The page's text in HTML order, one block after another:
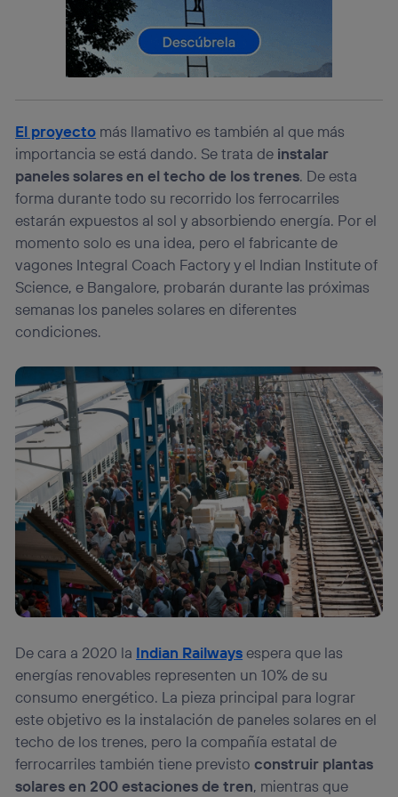
El proyecto más llamativo es también al que más
importancia se está dando. Se trata de instalar
paneles solares en el techo de los trenes. De esta
forma durante todo su recorrido los ferrocarriles
estarán expuestos al sol y absorbiendo energía. Por el
momento solo es una idea, pero el fabricante de
vagones Integral Coach Factory y el Indian Institute of
Science, e Bangalore, probarán durante las próximas
semanas los paneles solares en diferentes
condiciones.
De cara a 2020 la Indian Railwaysespera que las
energías renovables representen un 10% de su
consumo energético. La pieza principal para lograr
este objetivo es la instalación de paneles solares en el
techo de los trenes, pero la compañía estatal de
ferrocarriles también tiene previstoconstruir plantas
solares en 200 estaciones de tren, mientras que
consienta el uso de la tecnología recibirá el mismo
identificador. Típicamente:
Si utilizas una
conexión de banda ancha
el marketing o análisis se realizará en función de las
que hayan dado su consentimiento.
Si utilizasdatos móviles, el marketing será más
personalizado, ya que se basará únicamente en la
navegación del usuario del móvil.
Puedes gestionar los consentimientos Utiq seleccionando
“Administrar Utiq” en la parte inferior de esta página web o
visitando el portal de privacidad de Utiq
(“consenthub”) . Para más información, consulta
la política de privacidad de Utiq